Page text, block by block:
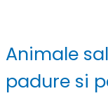
Animale
padure si